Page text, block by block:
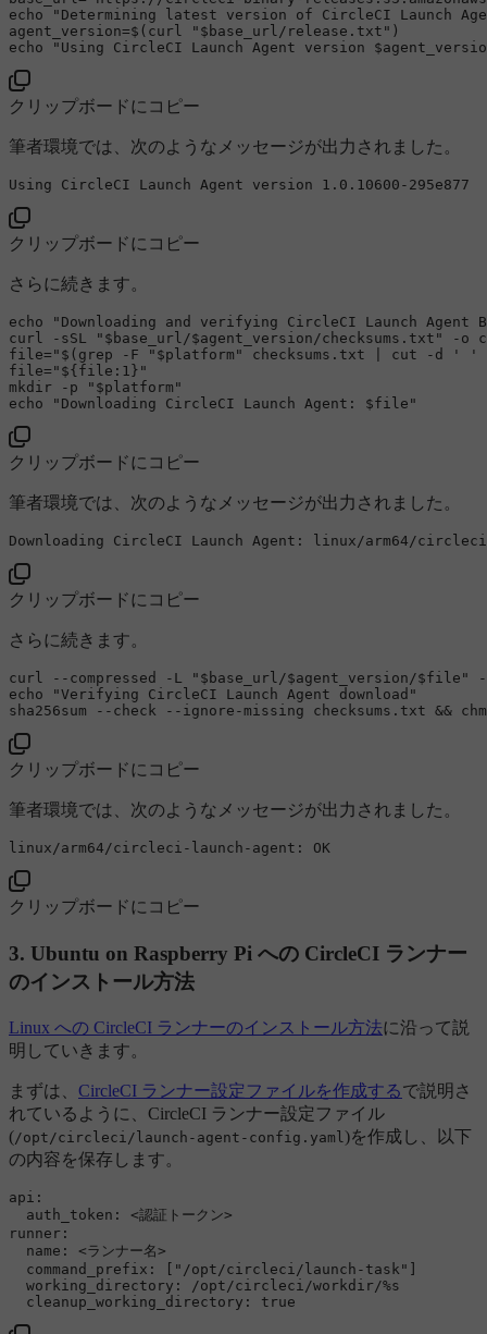
echo
"Determining latest version of CircleCI Launch
agent_version=$(curl
" $base_url /release.txt"
echo
"Using CircleCI Launch Agent version
クリップボードにコピー
筆者環境では、次のようなメッセージが出力されました。
Using CircleCI Launch Agent version 1.0 .10600 -295e877
クリップボードにコピー
さらに続きます。
echo
"Downloading and verifying CircleCI Launch Agent
curl -sSL
" $base_url /$agent_version /checksums.txt"
-o
file= " $(grep -F " $platform "
checksums.txt | cut -d '
file= " ${file:1} "
mkdir -p " $platform "
echo
"Downloading CircleCI Launch Agent: $file "
クリップボードにコピー
筆者環境では、次のようなメッセージが出力されました。
クリップボードにコピー
さらに続きます。
curl --compressed -L " $base_url /$agent_version /$file "
echo
"Verifying CircleCI Launch Agent download"
sha256sum --check --ignore-missing checksums.txt &&
クリップボードにコピー
筆者環境では、次のようなメッセージが出力されました。
クリップボードにコピー
3. Ubuntu on Raspberry Pi への CircleCI ランナー
のインストール方法
Linux への CircleCI ランナーのインストール方法に沿って説
明していきます。
まずは、 CircleCI ランナー設定ファイルを作成するで説明さ
れているように、CircleCI ランナー設定ファイル
(/opt/circleci/launch-agent-config.yaml )を作成し、以下
の内容を保存します。
api:
  auth_token: <認証トークン>
runner:
  name: <ランナー名>
  command_prefix: ["/opt/circleci/launch-task"]
  working_directory: /opt/circleci/workdir/%s